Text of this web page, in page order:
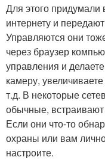
Для этого
интернету и
Управляются они
через браузер
управления и
камеру,
т.д. В некоторые
обычные,
Если они что-то
охраны или вам
настроите.